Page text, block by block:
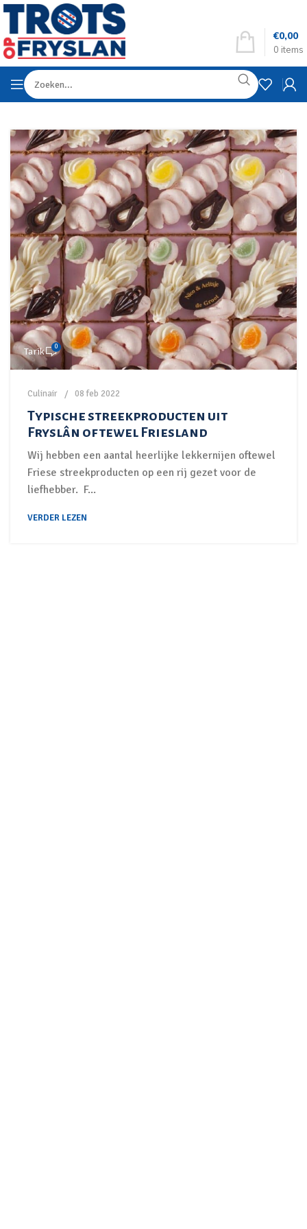
0 items
€0,00
Tarik 0
Culinair 08 feb 2022
Typische streekproducten uit
Fryslân oftewel Friesland
Wij hebben een aantal heerlijke lekkernijen oftewel
Friese streekproducten op een rij gezet voor de
liefhebber. F...
VERDER LEZEN